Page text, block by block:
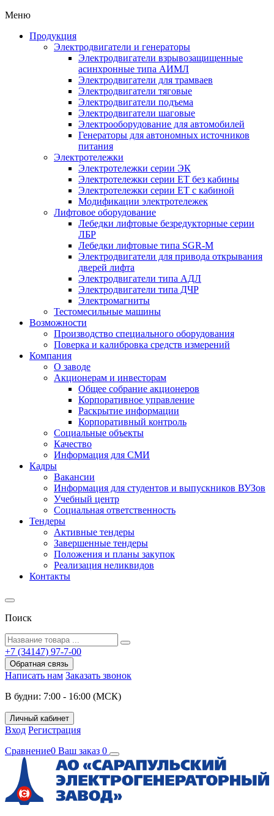
Меню
Продукция
Электродвигатели и генераторы
Электродвигатели взрывозащищенные
асинхронные типа АИМЛ
Электродвигатели для трамваев
Электродвигатели тяговые
Электродвигатели подъема
Электродвигатели шаговые
Электрооборудование для автомобилей
Генераторы для автономных источников
питания
Электротележки
Электротележки серии ЭК
Электротележки серии ЕТ без кабины
Электротележки серии ЕТ с кабиной
Модификации электротележек
Лифтовое оборудование
Лебедки лифтовые безредукторные серии
ЛБР
Лебедки лифтовые типа SGR-M
Электродвигатели для привода открывания
дверей лифта
Электродвигатели типа АДЛ
Электродвигатели типа ДЧР
Электромагниты
Тестомесильные машины
Возможности
Производство специального оборудования
Поверка и калибровка средств измерений
Компания
О заводе
Акционерам и инвесторам
Общее собрание акционеров
Корпоративное управление
Раскрытие информации
Корпоративный контроль
Социальные объекты
Качество
Информация для СМИ
Кадры
Вакансии
Информация для студентов и выпускников ВУЗов
Учебный центр
Социальная ответственность
Тендеры
Активные тендеры
Завершенные тендеры
Положения и планы закупок
Реализация неликвидов
Контакты
Поиск
+7 (34147) 97-7-00
Обратная связь
Написать нам Заказать звонок
В будни: 7:00 - 16:00 (МСК)
Личный кабинет
Вход Регистрация
Сравнение0 Ваш заказ 0